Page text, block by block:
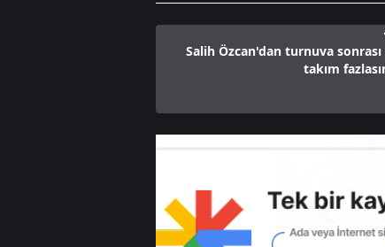
Salih Özcan'dan turnuva sonrası
takım